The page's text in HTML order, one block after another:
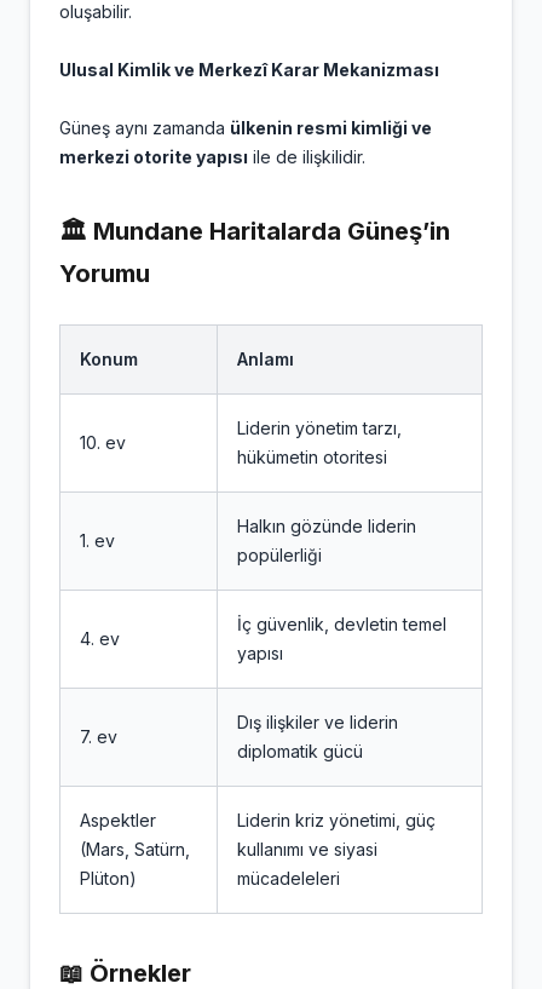
oluşabilir.
Ulusal Kimlik ve Merkezî Karar Mekanizması
Güneş aynı zamanda ülkenin resmi kimliği ve
merkezi otorite yapısı ile de ilişkilidir.
🏛️ Mundane Haritalarda Güneş’in
Yorumu
Konum Anlamı
10. ev
Liderin yönetim tarzı,
hükümetin otoritesi
1. ev
Halkın gözünde liderin
popülerliği
4. ev
İç güvenlik, devletin temel
yapısı
7. ev
Dış ilişkiler ve liderin
diplomatik gücü
Aspektler
(Mars, Satürn,
Plüton)
Liderin kriz yönetimi, güç
kullanımı ve siyasi
mücadeleleri
📖 Örnekler